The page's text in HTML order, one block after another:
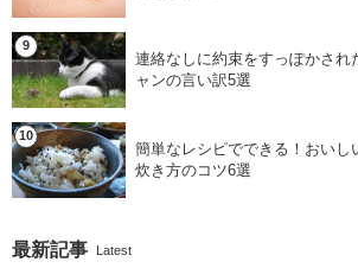
連絡なしに約束をすっぽかされ
ャンの言い訳5選
簡単なレシピでできる！おいし
炊き方のコツ6選
最新記事 Latest